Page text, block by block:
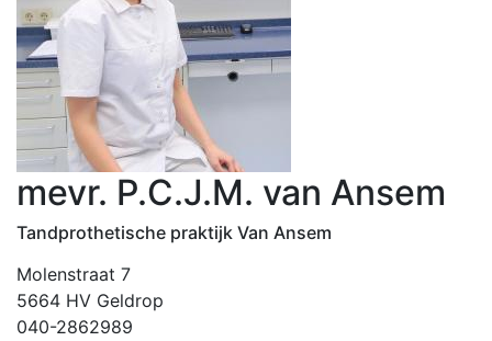
mevr. P.C.J.M. van Ansem
Tandprothetische praktijk Van Ansem
Molenstraat 7
5664 HV Geldrop
040-2862989